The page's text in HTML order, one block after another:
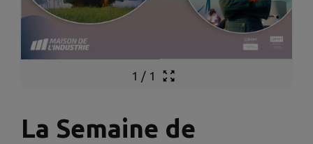
1 / 1
La Semaine de